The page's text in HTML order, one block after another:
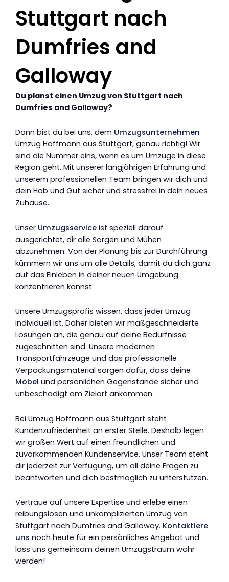
Stuttgart nach
Dumfries and
Galloway
Du planst einen Umzug von Stuttgart nach
Dumfries and Galloway?
Dann bist du bei uns, dem Umzugsunternehmen
Umzug Hoffmann aus Stuttgart, genau richtig! Wir
sind die Nummer eins, wenn es um Umzüge in diese
Region geht. Mit unserer langjährigen Erfahrung und
unserem professionellen Team bringen wir dich und
dein Hab und Gut sicher und stressfrei in dein neues
Zuhause.
Unser Umzugsservice ist speziell darauf
ausgerichtet, dir alle Sorgen und Mühen
abzunehmen. Von der Planung bis zur Durchführung
kümmern wir uns um alle Details, damit du dich ganz
auf das Einleben in deiner neuen Umgebung
konzentrieren kannst.
Unsere Umzugsprofis wissen, dass jeder Umzug
individuell ist. Daher bieten wir maßgeschneiderte
Lösungen an, die genau auf deine Bedürfnisse
zugeschnitten sind. Unsere modernen
Transportfahrzeuge und das professionelle
Verpackungsmaterial sorgen dafür, dass deine
Möbel und persönlichen Gegenstände sicher und
unbeschädigt am Zielort ankommen.
Bei Umzug Hoffmann aus Stuttgart steht
Kundenzufriedenheit an erster Stelle. Deshalb legen
wir großen Wert auf einen freundlichen und
zuvorkommenden Kundenservice. Unser Team steht
dir jederzeit zur Verfügung, um all deine Fragen zu
beantworten und dich bestmöglich zu unterstützen.
Vertraue auf unsere Expertise und erlebe einen
reibungslosen und unkomplizierten Umzug von
Stuttgart nach Dumfries and Galloway. Kontaktiere
uns noch heute für ein persönliches Angebot und
lass uns gemeinsam deinen Umzugstraum wahr
werden!